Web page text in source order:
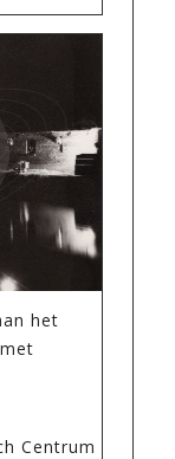
het
Centrum